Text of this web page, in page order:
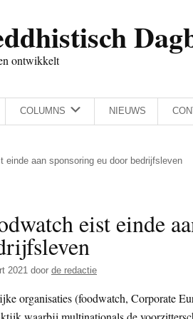
ontwikkelt
COLUMNS NIEUWS
einde aan sponsoring eu door bedrijfsleven
eist einde
2021 door de redactie
organisaties (foodwatch, Corporate